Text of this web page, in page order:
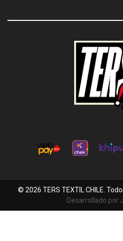
© 2026 TERS TEXTIL CHILE.
Desarrollado por